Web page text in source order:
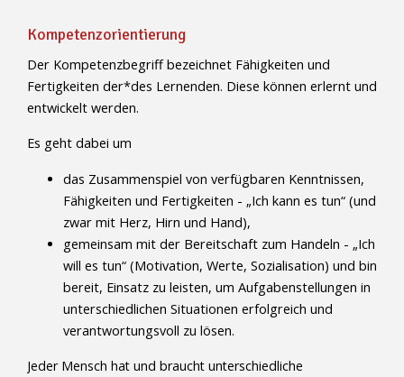
Kompetenzorientierung
Der Kompetenzbegriff bezeichnet Fähigkeiten und
Fertigkeiten der*des Lernenden. Diese können erlernt und
entwickelt werden.
Es geht dabei um
das Zusammenspiel von verfügbaren Kenntnissen,
Fähigkeiten und Fertigkeiten - „Ich kann es tun“ (und
zwar mit Herz, Hirn und Hand),
gemeinsam mit der Bereitschaft zum Handeln - „Ich
will es tun“ (Motivation, Werte, Sozialisation) und bin
bereit, Einsatz zu leisten, um Aufgabenstellungen in
unterschiedlichen Situationen erfolgreich und
verantwortungsvoll zu lösen.
Jeder Mensch hat und braucht unterschiedliche